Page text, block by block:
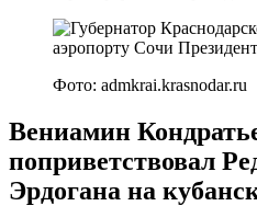
Фото: admkrai.krasnodar.ru
Вениамин
поприветствовал
Эрдогана на